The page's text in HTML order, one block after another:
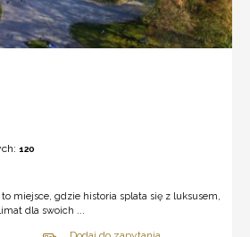
120
to miejsce, gdzie historia splata się z luksusem,
dla swoich ...